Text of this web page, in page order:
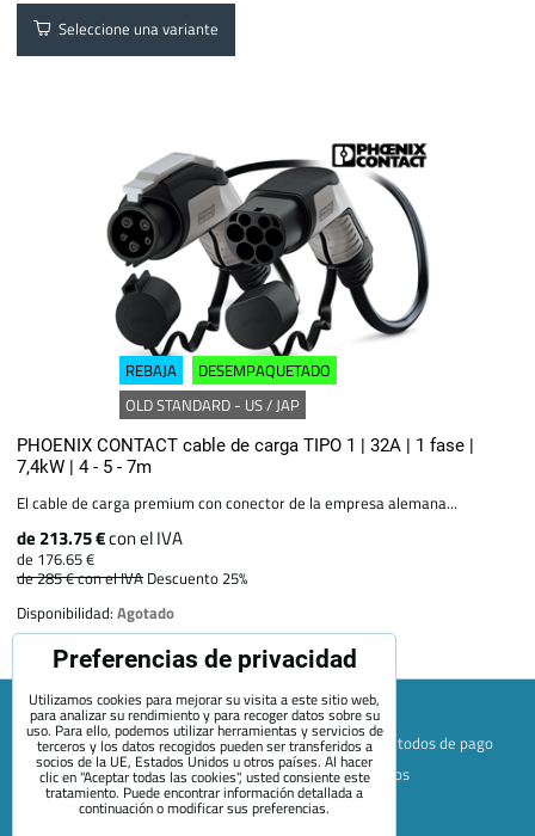
Seleccione una variante
REBAJA
DESEMPAQUETADO
OLD STANDARD - US / JAP
PHOENIX CONTACT cable de carga TIPO 1 | 32A | 1 fase |
7,4kW | 4 - 5 - 7m
El cable de carga premium con conector de la empresa alemana...
de 213.75 €con el IVA
de 176.65 €
de 285 €con el IVA Descuento 25%
Disponibilidad:Agotado
Mapa de la página web Términos y condiciones
Métodos de pago
Envío y devolución
+420 722 689 252
Quiénes somos
Contacto
Blog
Preferencias de privacidad
Utilizamos cookies para mejorar su visita a este sitio web,
para analizar su rendimiento y para recoger datos sobre su
uso. Para ello, podemos utilizar herramientas y servicios de
terceros y los datos recogidos pueden ser transferidos a
socios de la UE, Estados Unidos u otros países. Al hacer
clic en "Aceptar todas las cookies", usted consiente este
tratamiento. Puede encontrar información detallada a
continuación o modificar sus preferencias.